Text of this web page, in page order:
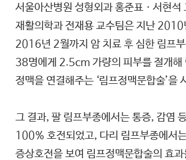
서울아산병원 성형외과 홍준표ㆍ서현석
재활의학과 전재용 교수팀은 지난 2010
2016년 2월까지 암 치료 후 심한 림프
38명에게 2.5cm 가량의 피부를 절개해
정맥을 연결해주는 ‘림프정맥문합술’을
그 결과, 팔 림프부종에서는 통증, 감염
100% 호전되었고, 다리 림프부종에서
증상호전을 보여 림프정맥문합술의 효